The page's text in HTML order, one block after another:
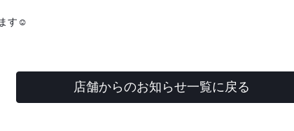
す☺️
店舗からのお知らせ一覧に戻る